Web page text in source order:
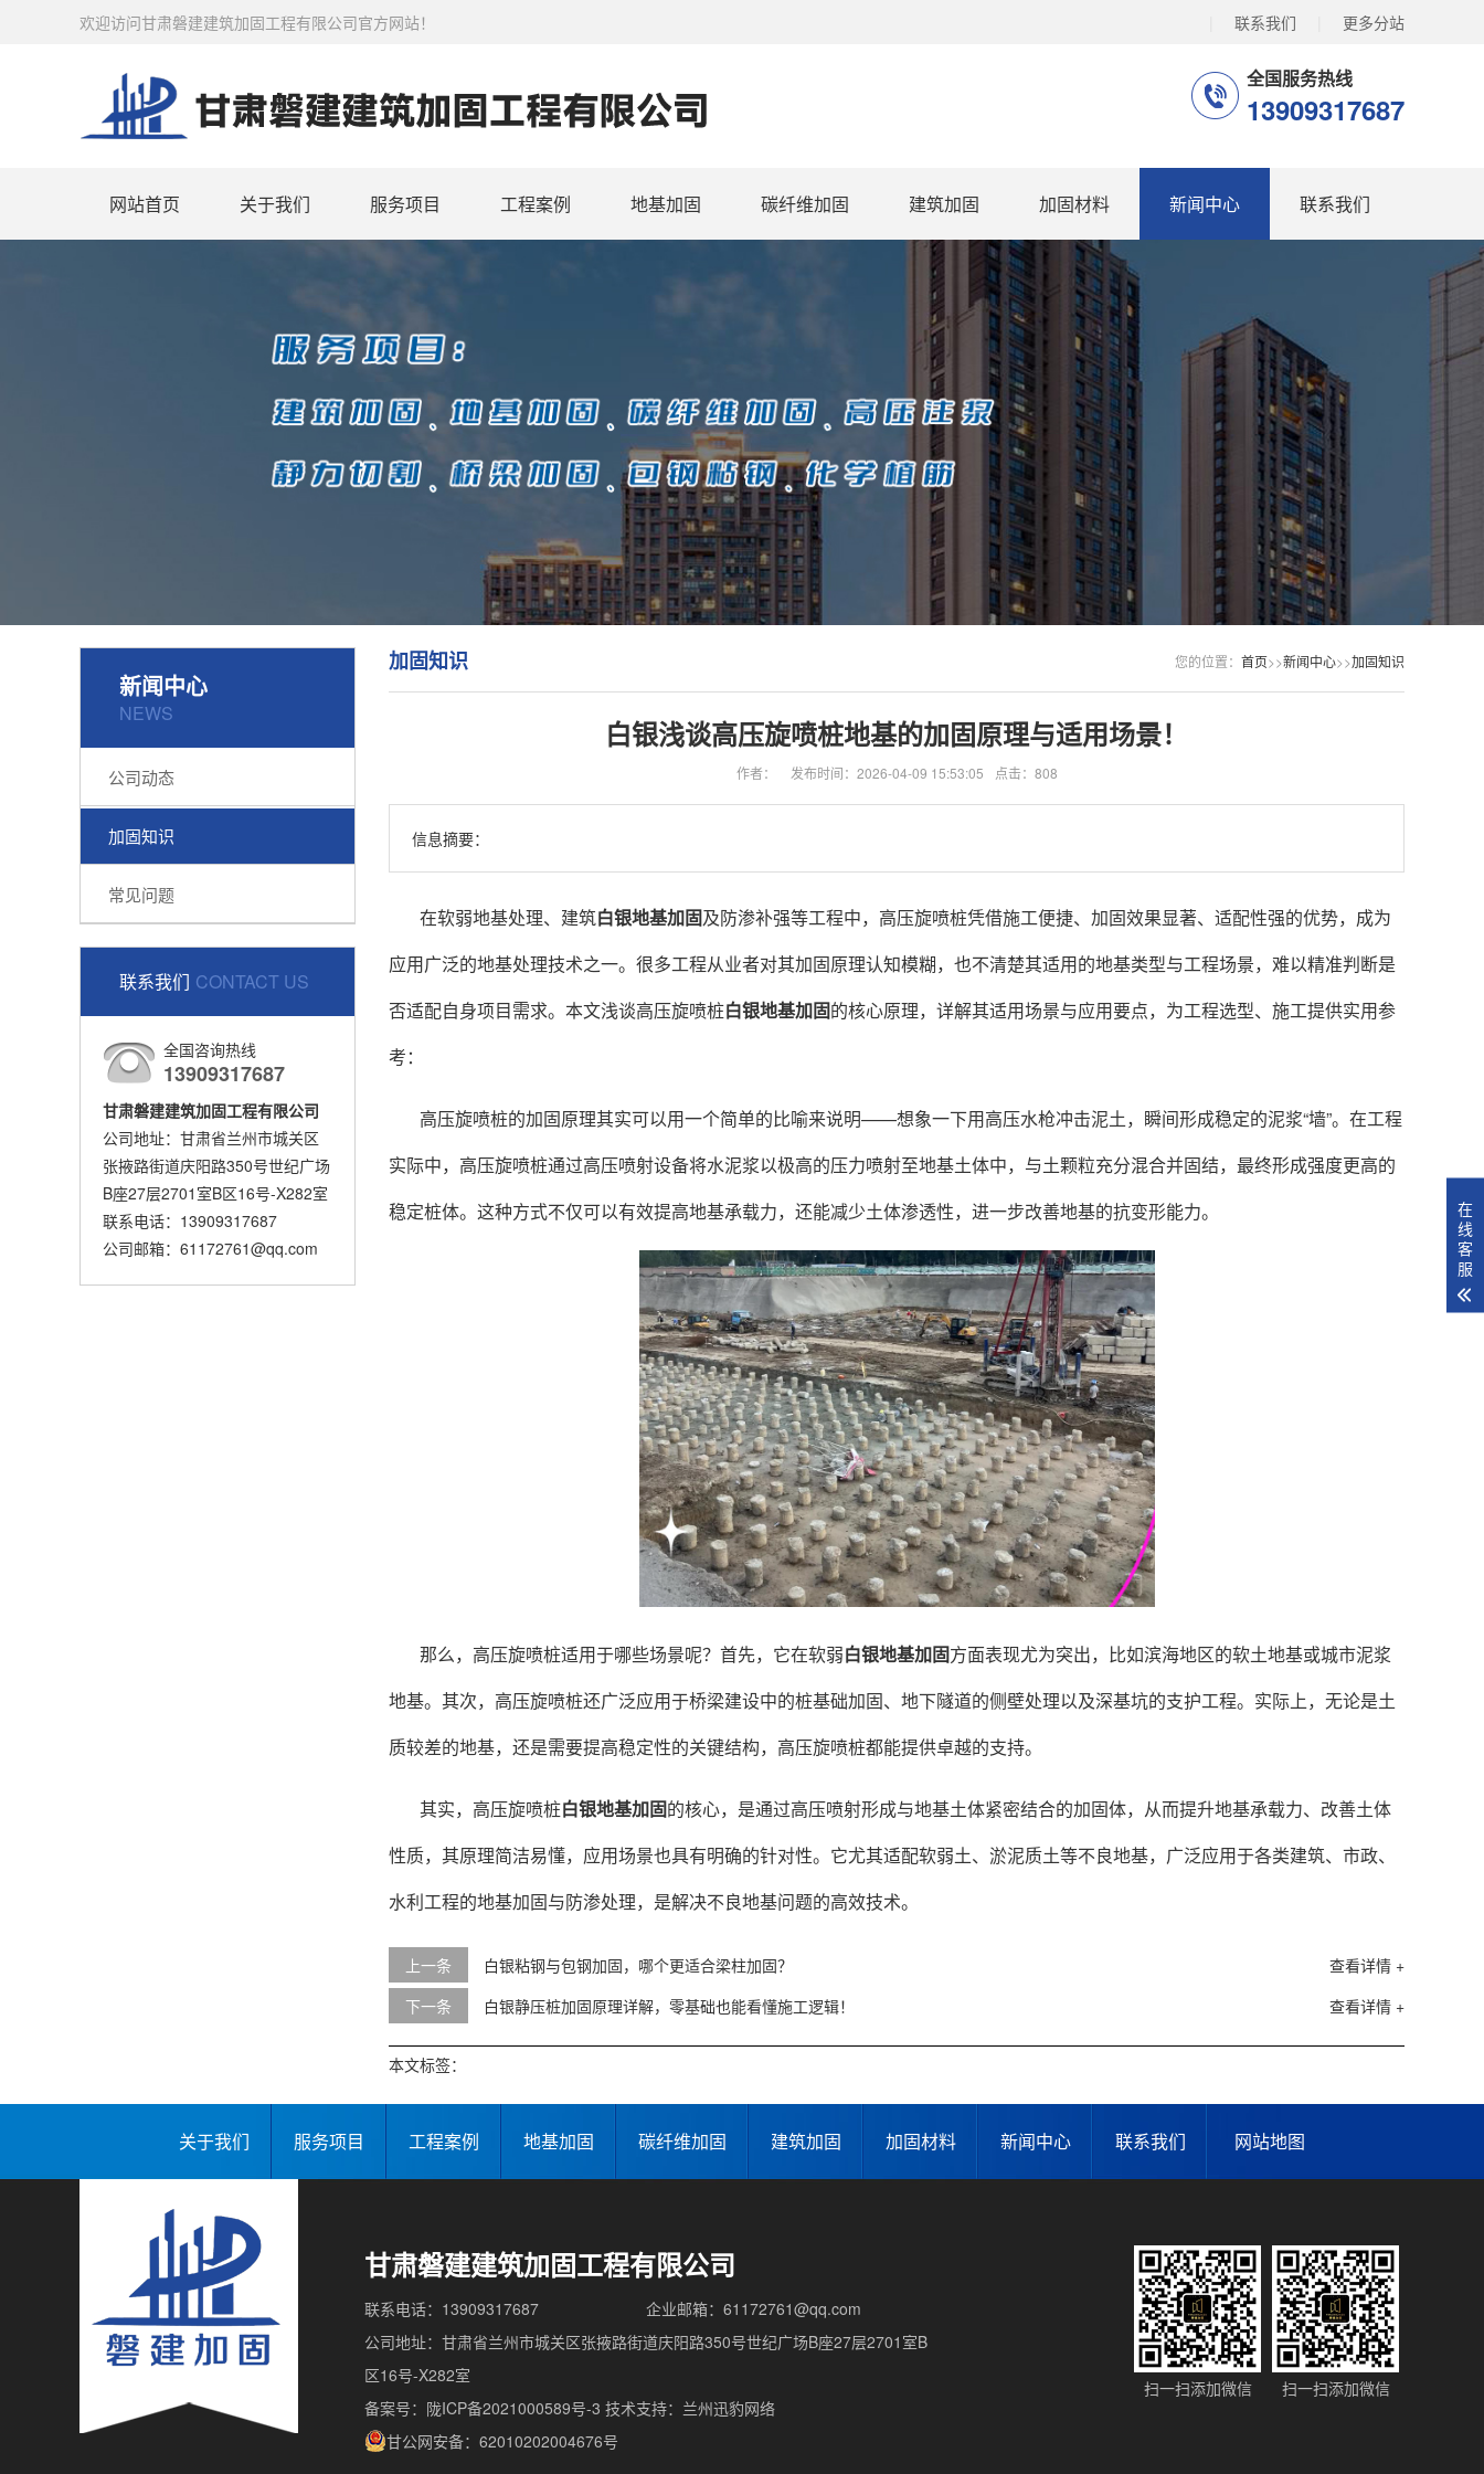
联系我们 更多分站
欢迎访问甘肃磐建建筑加固工程有限公司官方网站！
全国服务热线
13909317687
网站首页 关于我们 服务项目 工程案例 地基加固 碳纤维加固 建筑加固 加固材料 新闻中心 联系我们
新闻中心
NEWS
公司动态
加固知识
常见问题
联系我们 CONTACT US
全国咨询热线
13909317687
甘肃磐建建筑加固工程有限公司
公司地址：甘肃省兰州市城关区
张掖路街道庆阳路350号世纪广场
B座27层2701室B区16号-X282室
联系电话：13909317687
公司邮箱：61172761@qq.com
您的位置： 首页>>新闻中心>>加固知识
加固知识
白银浅谈高压旋喷桩地基的加固原理与适用场景！
作者： 发布时间：2026-04-09 15:53:05 点击：808
信息摘要：
在软弱地基处理、建筑白银地基加固及防渗补强等工程中，高压旋喷桩凭借施工便捷、加固效果显著、适配性强的优势，成为
应用广泛的地基处理技术之一。很多工程从业者对其加固原理认知模糊，也不清楚其适用的地基类型与工程场景，难以精准判断是
否适配自身项目需求。本文浅谈高压旋喷桩白银地基加固的核心原理，详解其适用场景与应用要点，为工程选型、施工提供实用参
考：
高压旋喷桩的加固原理其实可以用一个简单的比喻来说明——想象一下用高压水枪冲击泥土，瞬间形成稳定的泥浆“墙”。在工程
实际中，高压旋喷桩通过高压喷射设备将水泥浆以极高的压力喷射至地基土体中，与土颗粒充分混合并固结，最终形成强度更高的
稳定桩体。这种方式不仅可以有效提高地基承载力，还能减少土体渗透性，进一步改善地基的抗变形能力。
那么，高压旋喷桩适用于哪些场景呢？首先，它在软弱白银地基加固方面表现尤为突出，比如滨海地区的软土地基或城市泥浆
地基。其次，高压旋喷桩还广泛应用于桥梁建设中的桩基础加固、地下隧道的侧壁处理以及深基坑的支护工程。实际上，无论是土
质较差的地基，还是需要提高稳定性的关键结构，高压旋喷桩都能提供卓越的支持。
其实，高压旋喷桩白银地基加固的核心，是通过高压喷射形成与地基土体紧密结合的加固体，从而提升地基承载力、改善土体
性质，其原理简洁易懂，应用场景也具有明确的针对性。它尤其适配软弱土、淤泥质土等不良地基，广泛应用于各类建筑、市政、
水利工程的地基加固与防渗处理，是解决不良地基问题的高效技术。
上一条 查看详情 +
白银粘钢与包钢加固，哪个更适合梁柱加固？
下一条
查看详情 +
白银静压桩加固原理详解，零基础也能看懂施工逻辑！
本文标签：
关于我们 服务项目 工程案例 地基加固 碳纤维加固 建筑加固 加固材料 新闻中心 联系我们 网站地图
甘肃磐建建筑加固工程有限公司
联系电话：13909317687
企业邮箱：61172761@qq.com
公司地址：甘肃省兰州市城关区张掖路街道庆阳路350号世纪广场B座27层2701室B
区16号-X282室
备案号：陇ICP备2021000589号-3 技术支持： 兰州迅豹网络
甘公网安备：62010202004676号
扫一扫添加微信 扫一扫添加微信
在
线
客
服